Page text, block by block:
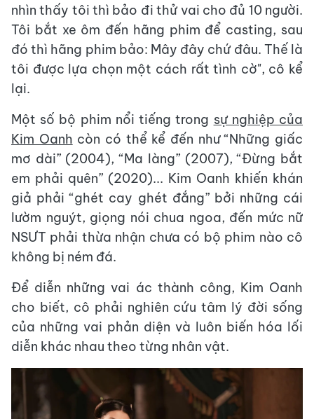
nhìn thấy tôi thì bảo đi thử vai cho đủ 10 người.
Tôi bắt xe ôm đến hãng phim để casting, sau
đó thì hãng phim bảo: Mây đây chứ đâu. Thế là
tôi được lựa chọn một cách rất tình cờ", cô kể
lại.
Một số bộ phim nổi tiếng trong sự nghiệp của
Kim Oanh còn có thể kể đến như “Những giấc
mơ dài” (2004), “Ma làng” (2007), “Đừng bắt
em phải quên” (2020)... Kim Oanh khiến khán
giả phải “ghét cay ghét đắng” bởi những cái
lườm nguýt, giọng nói chua ngoa, đến mức nữ
NSƯT phải thừa nhận chưa có bộ phim nào cô
không bị ném đá.
Để diễn những vai ác thành công, Kim Oanh
cho biết, cô phải nghiên cứu tâm lý đời sống
của những vai phản diện và luôn biến hóa lối
diễn khác nhau theo từng nhân vật.